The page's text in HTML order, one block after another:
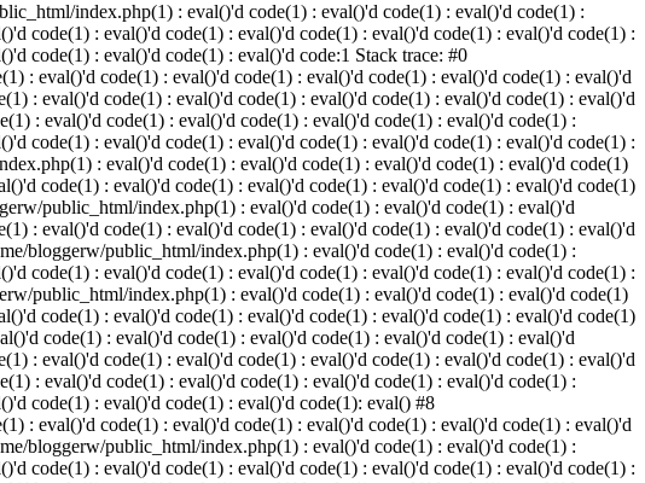
index.php(1) : eval()'d code(1) : eval()'d code(1) : eval()'d code(1) :
code(1) : eval()'d code(1) : eval()'d code(1) : eval()'d code(1) : eval()'d code(1) :
code(1) : eval()'d code(1) : eval()'d code:1 Stack trace: #0
: eval()'d code(1) : eval()'d code(1) : eval()'d code(1) : eval()'d code(1) : eval()'d
: eval()'d code(1) : eval()'d code(1) : eval()'d code(1) : eval()'d code(1) : eval()'d
: eval()'d code(1) : eval()'d code(1) : eval()'d code(1) : eval()'d code(1) :
code(1) : eval()'d code(1) : eval()'d code(1) : eval()'d code(1) : eval()'d code(1) :
: eval()'d code(1) : eval()'d code(1) : eval()'d code(1) : eval()'d code(1)
code(1) : eval()'d code(1) : eval()'d code(1) : eval()'d code(1) : eval()'d code(1)
public_html/index.php(1) : eval()'d code(1) : eval()'d code(1) : eval()'d
: eval()'d code(1) : eval()'d code(1) : eval()'d code(1) : eval()'d code(1) : eval()'d
bloggerw/public_html/index.php(1) : eval()'d code(1) : eval()'d code(1) :
code(1) : eval()'d code(1) : eval()'d code(1) : eval()'d code(1) : eval()'d code(1) :
public_html/index.php(1) : eval()'d code(1) : eval()'d code(1) : eval()'d code(1)
code(1) : eval()'d code(1) : eval()'d code(1) : eval()'d code(1) : eval()'d code(1)
code(1) : eval()'d code(1) : eval()'d code(1) : eval()'d code(1) : eval()'d
: eval()'d code(1) : eval()'d code(1) : eval()'d code(1) : eval()'d code(1) : eval()'d
: eval()'d code(1) : eval()'d code(1) : eval()'d code(1) : eval()'d code(1) :
code(1) : eval()'d code(1) : eval()'d code(1): eval() #8
: eval()'d code(1) : eval()'d code(1) : eval()'d code(1) : eval()'d code(1) : eval()'d
bloggerw/public_html/index.php(1) : eval()'d code(1) : eval()'d code(1) :
code(1) : eval()'d code(1) : eval()'d code(1) : eval()'d code(1) : eval()'d code(1) :